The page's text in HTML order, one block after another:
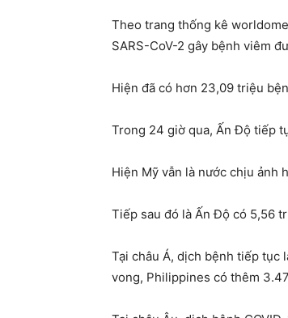
Theo trang thống kê
SARS-CoV-2 gây bệnh viêm
Hiện đã có hơn 23,09 triệu
Trong 24 giờ qua, Ấn Độ tiếp
Hiện Mỹ vẫn là nước chịu ảnh
Tiếp sau đó là Ấn Độ có 5,56
Tại châu Á, dịch bệnh tiếp tục
vong, Philippines có thêm